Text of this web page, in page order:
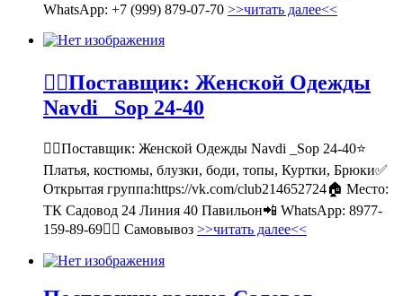
WhatsApp: +7 (999) 879-07-70 >>читать далее<<
💁‍♂Поставщик: Женской Одежды
Navdi _Sop 24-40
💁‍♂Поставщик: Женской Одежды Navdi _Sop 24-40⭐
Платья, костюмы, блузки, боди, топы, Куртки, Брюки✅
Открытая группа:https://vk.com/club214652724🏠 Место:
ТК Садовод 24 Линия 40 Павильон📲 WhatsApp: 8977-
159-89-69🚶‍♀ Самовывоз >>читать далее<<